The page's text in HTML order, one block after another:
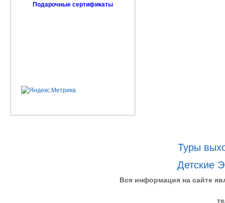
Подарочные сертификаты
Туры
Детские
Вся информация на сайте